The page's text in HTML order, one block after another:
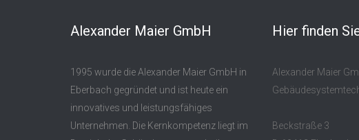
Alexander Maier GmbH
1995 wurde die Alexander Maier GmbH in
Eberbach gegründet und ist heute ein
innovatives und leistungsfähiges
Unternehmen. Die Kernkompetenz liegt im
Hier finden
Alexander Maier
Beckstraße 3